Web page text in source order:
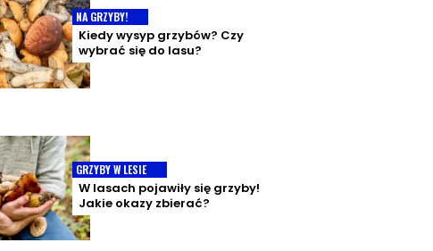
NA GRZYBY!
Kiedy wysyp grzybów? Czy
wybrać się do lasu?
GRZYBY W LESIE
W lasach pojawiły się grzyby!
Jakie okazy zbierać?